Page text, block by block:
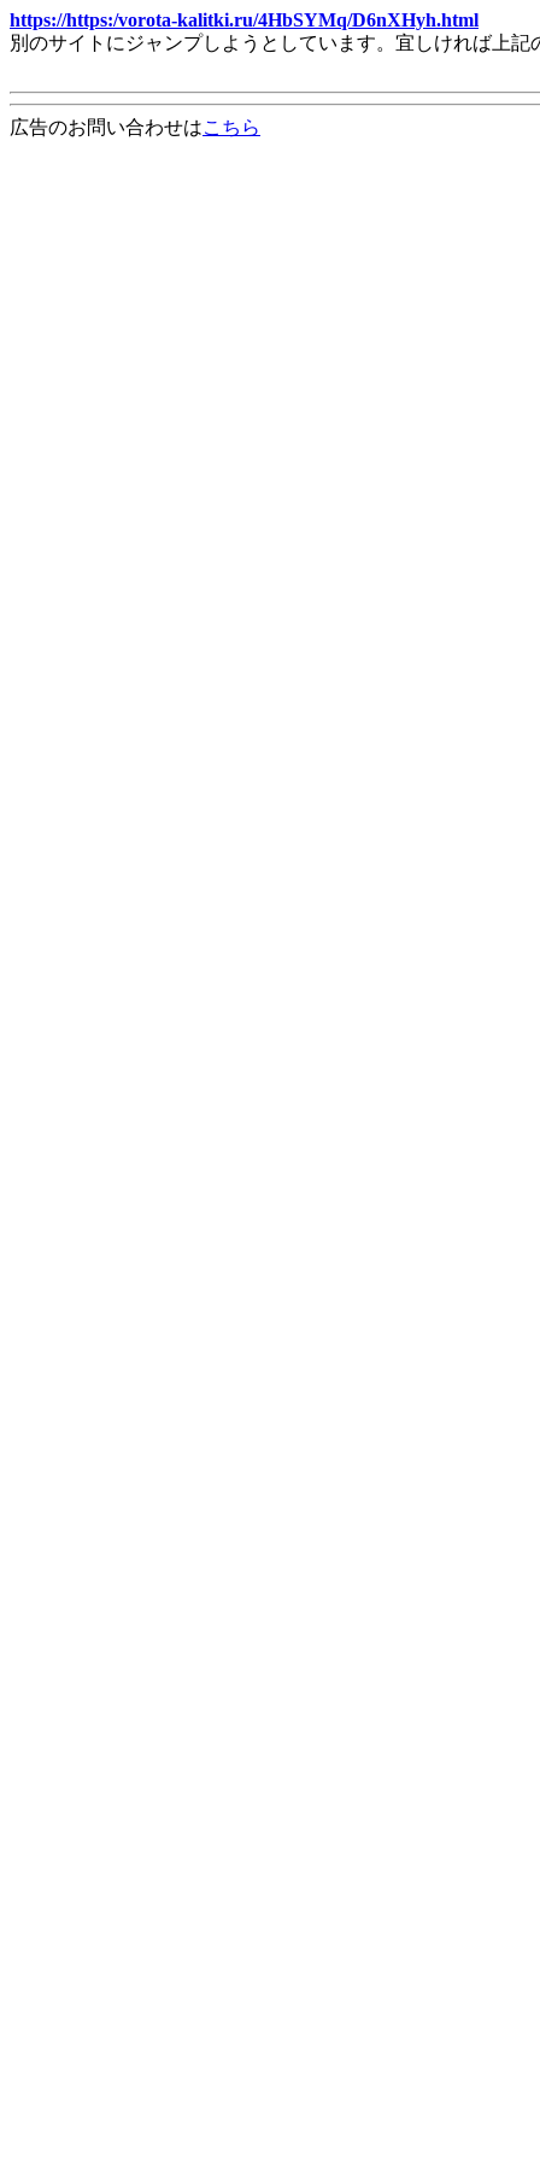
https://https:/vorota-kalitki.ru/4HbSYMq/D6nXHyh.html
別のサイトにジャンプしようとしています。宜しければ上
広告のお問い合わせはこちら